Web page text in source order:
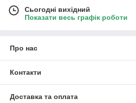
Сьогодні вихідний
Показати весь графік роботи
Про нас
Контакти
Доставка та оплата